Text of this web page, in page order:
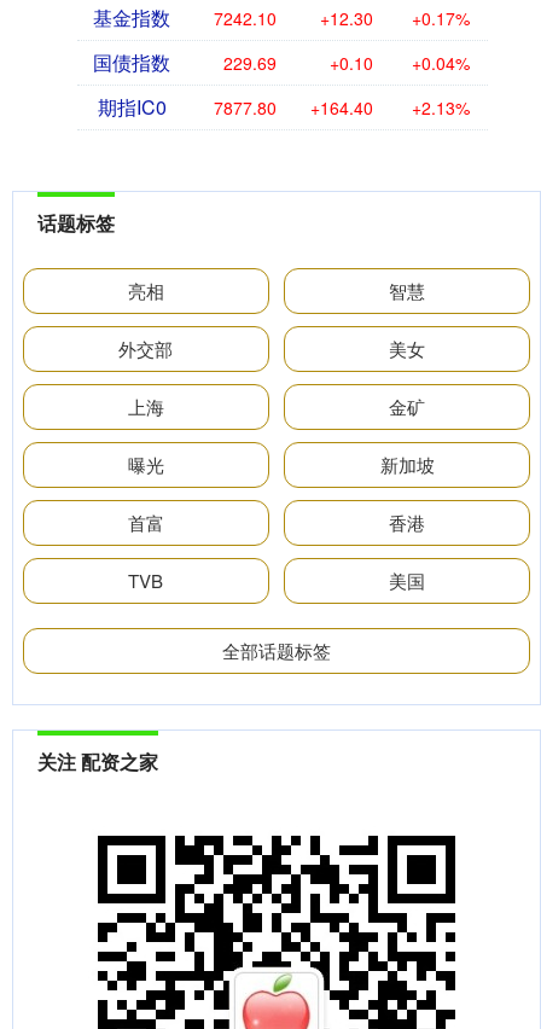
基金指数 7242.10 +12.30 +0.17%
国债指数 229.69 +0.10 +0.04%
期指IC0 7877.80 +164.40 +2.13%
话题标签
亮相 智慧
外交部 美女
上海 金矿
曝光 新加坡
首富 香港
TVB 美国
全部话题标签
关注 配资之家